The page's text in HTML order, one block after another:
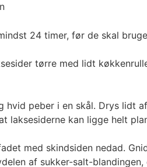
24 timer, før de skal
tørre med lidt
hvid peber i en skål. Drys lidt
laksesiderne kan ligge helt
med skindsiden nedad.
af sukker-salt-